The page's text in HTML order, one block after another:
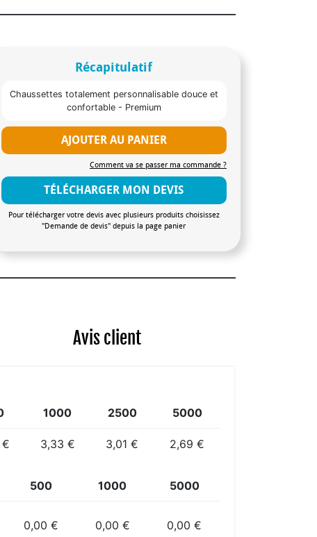
Récapitulatif
Chaussettes totalement personnalisable douce et
confortable - Premium
AJOUTER AU PANIER
Comment va se passer ma commande ?
TÉLÉCHARGER MON DEVIS
Pour télécharger votre devis avec plusieurs produits choisissez
"Demande de devis" depuis la page panier
Avis client
1000 2500 5000
€ 3,33 € 3,01 € 2,69 €
500 1000 5000
0,00 € 0,00 € 0,00 €